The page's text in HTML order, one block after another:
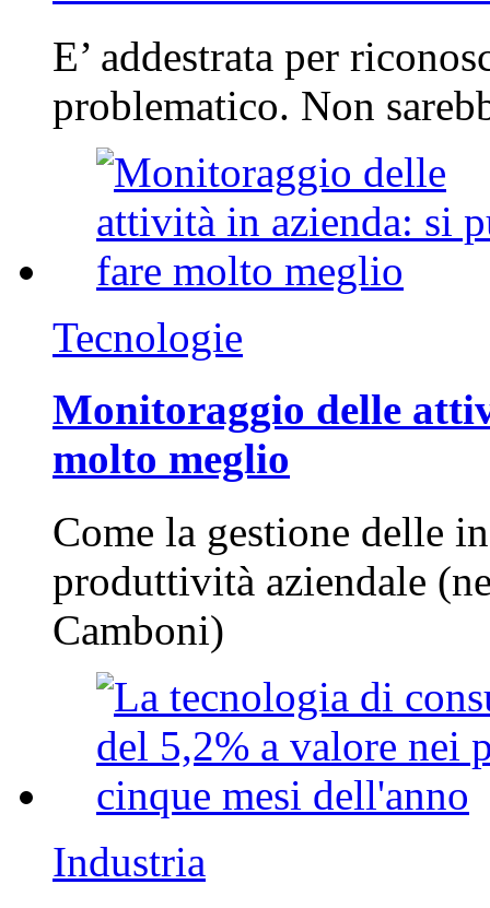
E’ addestrata per
problematico. Non
Tecnologie
Monitoraggio delle
molto meglio
Come la gestione delle
produttività aziendale
Camboni)
Industria